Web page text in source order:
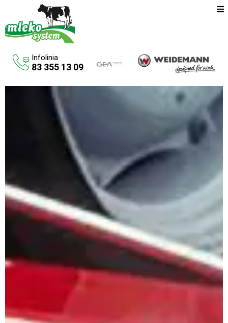
Maszyny rolnicze
Budowa budynków inwentarskich
Systemy udojowe konwencjonalne
Zbiorniki na paliwo
Aktualności
O firmie
Kontakt
Infolinia
83 355 13 09